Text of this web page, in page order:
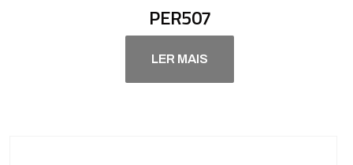
PER507
LER MAIS